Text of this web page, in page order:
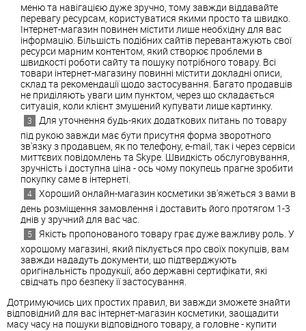
меню та навігацією дуже зручно, тому завжди віддавайте
перевагу ресурсам, користуватися якими просто та швидко.
Інтернет-магазин повинен містити лише необхідну для вас
інформацію. Більшість подібних сайтів перевантажують свої
ресурси марним контентом, який створює проблеми в
швидкості роботи сайту та пошуку потрібного товару. Всі
товари інтернет-магазину повинні містити докладні описи,
склад та рекомендації щодо застосування. Багато продавців
не приділяють уваги цим пунктом, через що складається
ситуація, коли клієнт змушений купувати лише картинку.
Для уточнення будь-яких додаткових питань по товару
під рукою завжди має бути присутня форма зворотного
зв'язку з продавцем, як по телефону, e-mail, так і через сервіси
миттєвих повідомлень та Skype. Швидкість обслуговування,
зручність і доступна ціна - ось чому покупець прагне зробити
покупку саме в інтернеті.
Хороший онлайн-магазин косметики зв'яжеться з вами в
день розміщення замовлення і доставить його протягом 1-3
днів у зручний для вас час.
Якість пропонованого товару грає дуже важливу роль. У
хорошому магазині, який піклується про своїх покупців, вам
завжди нададуть документи, що підтверджують
оригінальність продукції, або державні сертифікати, які
свідчать про безпеку її застосування.
Дотримуючись цих простих правил, ви завжди зможете знайти
відповідний для вас інтернет-магазин косметики, заощадити
масу часу на пошуки відповідного товару, а головне - купити